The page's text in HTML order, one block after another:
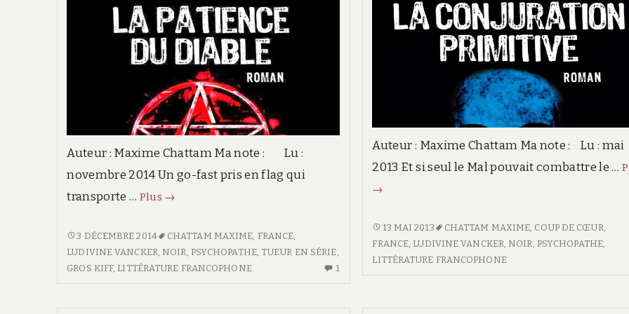
Auteur : Maxime Chattam Ma note : Lu :
novembre 2014 Un go-fast pris en flag qui
transporte … Plus La
du
diable
→
LA
PATIENCE
DU
3 DÉCEMBRE 2014 CHATTAM MAXIME FRANCE
LUDIVINE VANCKER NOIR PSYCHOPATHE, TUEUR EN SÉRIE
GROS KIFF, LITTÉRATURE FRANCOPHONE 1
Auteur : Maxime Chattam Ma note : Lu : mai
2013 Et si seul le Mal pouvait combattre le …
La
primitive
→
LA
CONJURATION
PRIMITIVE
13 MAI 2013 CHATTAM MAXIME, COUP DE CŒUR,
FRANCE, LUDIVINE VANCKER, NOIR, PSYCHOPATHE,
LITTÉRATURE FRANCOPHONE